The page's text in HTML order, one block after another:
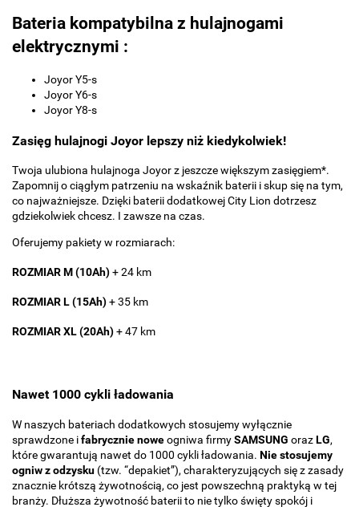
Bateria kompatybilna z hulajnogami
elektrycznymi :
Joyor Y5-s
Joyor Y6-s
Joyor Y8-s
Zasięg hulajnogi Joyor lepszy niż kiedykolwiek!
Twoja ulubiona hulajnoga Joyor z jeszcze większym zasięgiem*.
Zapomnij o ciągłym patrzeniu na wskaźnik baterii i skup się na tym,
co najważniejsze. Dzięki baterii dodatkowej City Lion dotrzesz
gdziekolwiek chcesz. I zawsze na czas.
Oferujemy pakiety w rozmiarach:
ROZMIAR M (10Ah)+ 24 km
ROZMIAR L (15Ah)+ 35 km
ROZMIAR XL (20Ah)+ 47 km
Nawet 1000 cykli ładowania
W naszych bateriach dodatkowych stosujemy wyłącznie
sprawdzone ifabrycznie noweogniwa firmySAMSUNG orazLG,
które gwarantują nawet do 1000 cykli ładowania. Nie stosujemy
ogniw z odzysku (tzw. “depakiet”), charakteryzujących się z zasady
znacznie krótszą żywotnością, co jest powszechną praktyką w tej
branży. Dłuższa żywotność baterii to nie tylko święty spokój i